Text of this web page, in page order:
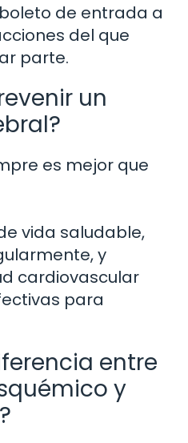
de entrada a
del que
parte.
un
es mejor que
vida saludable,
y
cardiovascular
para
entre
y